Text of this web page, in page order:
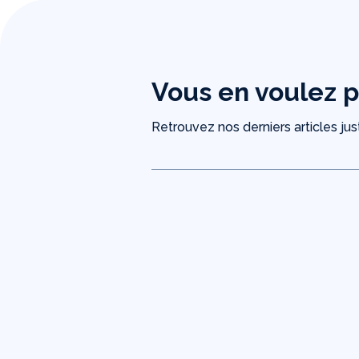
Vous en voulez
Retrouvez nos derniers articles